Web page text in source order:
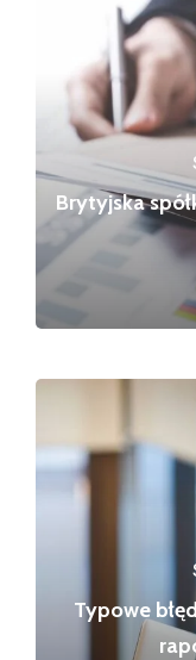
Brytyjska
Typowe